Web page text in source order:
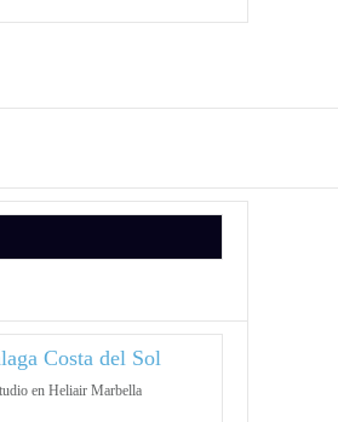
Costa del Sol
en Heliair Marbella